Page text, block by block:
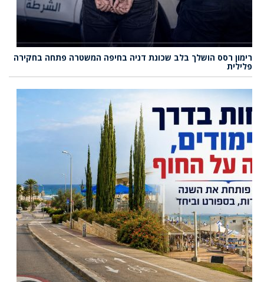
רימון רסס הושלך בלב שכונת דניה בחיפה המשטרה פתחה בחקירה
פלילית